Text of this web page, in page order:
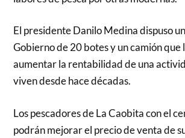
El presidente Danilo Medina dispuso
Gobierno de 20 botes y un camión que
aumentar la rentabilidad de una
viven desde hace décadas.
Los pescadores de La Caobita con el
podrán mejorar el precio de venta de